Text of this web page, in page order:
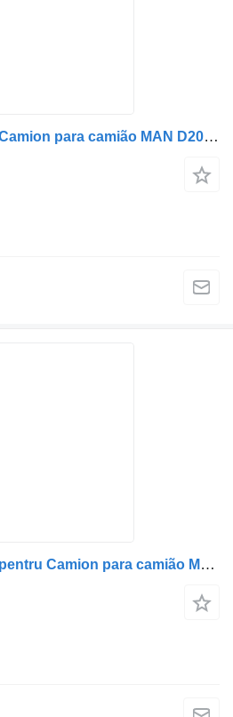
Cambota Arbore Cotit Camion para camião MAN D2066 2009
Cambota Arbore Cotit pentru Camion para camião MAN TGS D2066 (2009)